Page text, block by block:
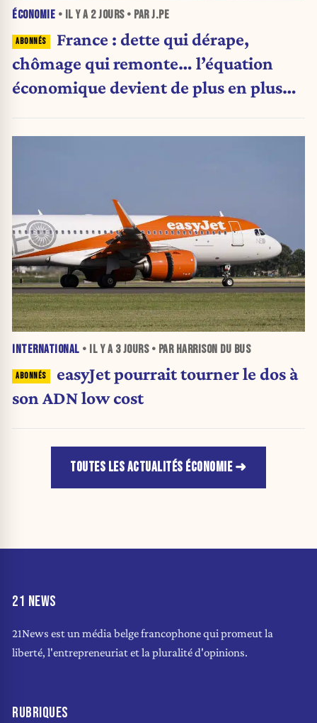
ÉCONOMIE • IL Y A 2 JOURS• PAR J.PE
France : dette qui dérape,
chômage qui remonte… l’équation
économique devient de plus en plus
INTERNATIONAL • IL Y A 3 JOURS• PAR HARRISON DU BUS
easyJet pourrait tourner le dos à
son ADN low cost
TOUTES LES ACTUALITÉS ÉCONOMIE
21 NEWS
21News est un média belge francophone qui promeut la
liberté, l'entrepreneuriat et la pluralité d'opinions.
RUBRIQUES